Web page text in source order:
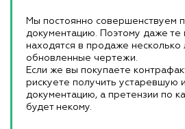
Мы постоянно совершенствуем
документацию. Поэтому даже те
находятся в продаже несколько
обновленные чертежи.
Если же вы покупаете
рискуете получить устаревшую
документацию, а претензии по
будет некому.